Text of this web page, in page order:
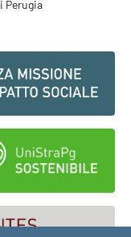
Perugia